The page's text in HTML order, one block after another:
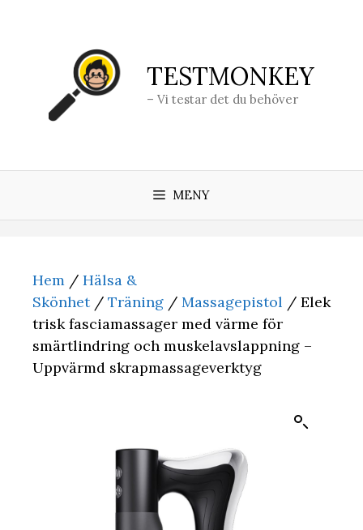
TESTMONKEY
– Vi testar det du behöver
MENY
Hem / Hälsa &
Skönhet/ Träning / Massagepistol / Elek
trisk fasciamassager med värme för
smärtlindring och muskelavslappning –
Uppvärmd skrapmassageverktyg